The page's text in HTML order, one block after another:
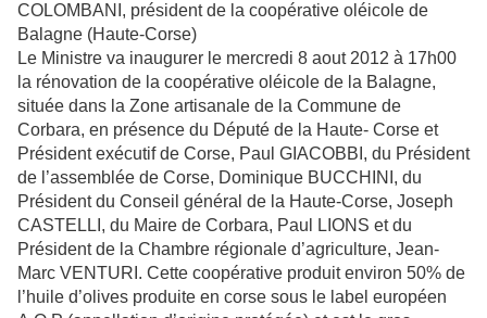
COLOMBANI, président de la coopérative oléicole de
Balagne (Haute-Corse)
Le Ministre va inaugurer le mercredi 8 aout 2012 à 17h00
la rénovation de la coopérative oléicole de la Balagne,
située dans la Zone artisanale de la Commune de
Corbara, en présence du Député de la Haute- Corse et
Président exécutif de Corse, Paul GIACOBBI, du Président
de l’assemblée de Corse, Dominique BUCCHINI, du
Président du Conseil général de la Haute-Corse, Joseph
CASTELLI, du Maire de Corbara, Paul LIONS et du
Président de la Chambre régionale d’agriculture, Jean-
Marc VENTURI. Cette coopérative produit environ 50% de
l’huile d’olives produite en corse sous le label européen